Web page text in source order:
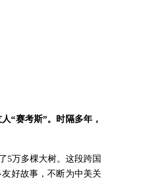
“赛考斯”。时隔多年，
5万多棵大树。这段跨国
好故事，不断为中美关